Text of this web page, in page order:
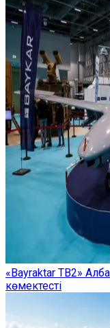
«Bayraktar TB2»
көмектесті